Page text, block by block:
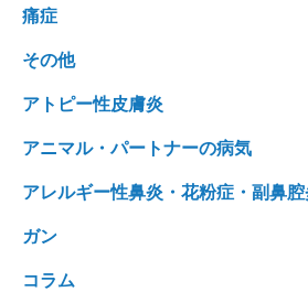
痛症
その他
アトピー性皮膚炎
アニマル・パートナーの病気
アレルギー性鼻炎・花粉症・副鼻
ガン
コラム